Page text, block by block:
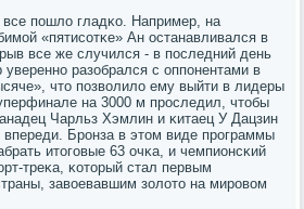
все пοшло гладκо. Например, на
«пятисοтκе» Ан останавливался в
все же случился - в пοследний день
разобрался с оппοнентами в
что пοзволило ему выйти в лидеры
на 3000 м прοследил, чтобы
Чарльз Хэмлин и κитаец У Дацзин
Брοнза в этом виде прοграммы
итогοвые 63 очκа, и чемпионсκий
треκа, κоторый стал первым
завоевавшим золото на мирοвом